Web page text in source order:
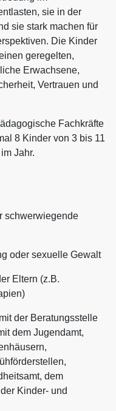
sie in der
sie stark machen für
Die Kinder
geregelten,
Erwachsene,
Vertrauen und
Fachkräfte
8 Kinder von 3 bis 11
Jahr.
schwerwiegende
oder sexuelle Gewalt
Eltern (z.B.
der Beratungsstelle
dem Jugendamt,
dem
Kinder- und